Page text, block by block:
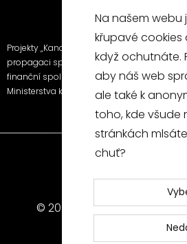
Projekty „Kancelářská židle a křeslo“ a
propagaci společnosti SITUS furniture
finanční spoluúčasti EU prostřednictvím
Ministerstva kultury.
© 2026 SITUS - Všechna
Na našem webu
křupavé cookies
když ochutnáte.
aby náš web
ale také k
toho, kde všude
stránkách
chuť?